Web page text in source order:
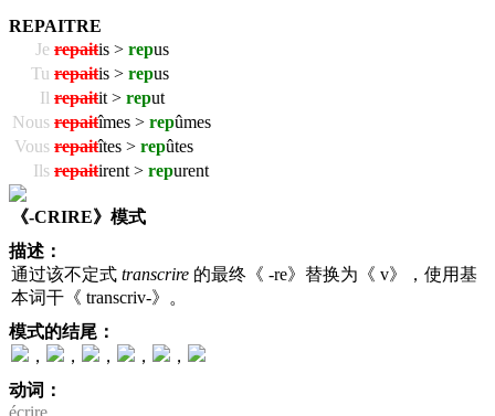
REPAITRE
Je repaitis > repus
Tu repaitis > repus
Il repaitit > reput
Nous repaitîmes > repûmes
Vous repaitîtes > repûtes
Ils repaitirent > repurent
《-CRIRE》模式
描述：
通过该不定式 transcrire 的最终《 -re》替换为《 v》，使用基
本词干《 transcriv-》。
模式的结尾：
，
， ， ，
，
动词：
écrire